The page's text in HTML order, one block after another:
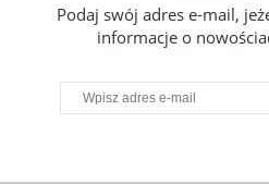
Podaj swój adres e-mail,
informacje o